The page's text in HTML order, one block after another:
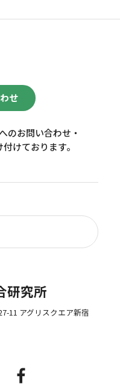
せ
のお問い合わせ・
けております。
研究所
11 アグリスクエア新宿